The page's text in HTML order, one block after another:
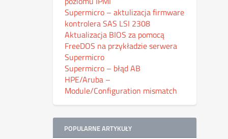
Supermicro – aktulizacja firmware
kontrolera SAS LSI 2308
Aktualizacja BIOS za pomocą
FreeDOS na przykładzie serwera
Supermicro
Supermicro – błąd AB
HPE/Aruba –
Module/Configuration mismatch
POPULARNE ARTYKUŁY